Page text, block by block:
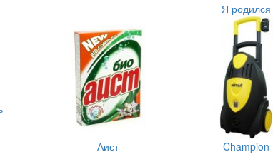
Я родился
Аист Champion